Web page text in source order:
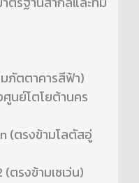
ภัตตาคารสีฟ้า)
นย์โตโยต้านคร
(ตรงข้ามโลตัสอู่
ตรงข้ามเซเว่น)